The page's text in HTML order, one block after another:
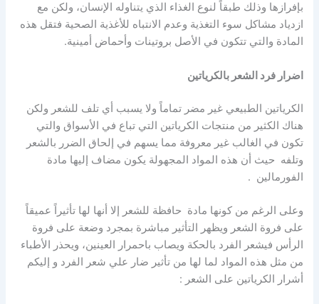
بإفرازها وذلك طبقاً لنوع الغذاء الذي يتناوله الإنسان، ولكن مع
ازدياد مشاكل سوء التغذية وعدم الانتباه للأغذية الصحية فتقل هذه
المادة والتي تتكون في الأصل بروتينات وأحماض أمينية.
اضرار فرد الشعر بالكرياتين
الكرياتين الطبيعي غير مضر تماماً ولا يسبب أي تلف للشعر ولكن
هناك الكثير من منتجات الكرياتين التي تباع في الأسواق والتي
تكون في الغالب غير معروفة مما يسهم في إلحاق الضرر بالشعر
وتلفه حيث أن هذه المواد المجهولة يكون مضاف إليها مادة
الفورمالين .
وعلى الرغم من كونها مادة حافظة للشعر إلا أنها لها تأثيراً عميقاً
على فروة الشعر ويظهر التأثير مباشرة بمجرد وضعة على فروة
الرأس فيشعر الفرد بالحكة ويصاب باحمرار العينين، ويحذر الأطباء
من مثل هذه المواد لما لها من تأثير ضار علي شعر الفرد و إليكم
أشرار الكرياتين على الشعر :